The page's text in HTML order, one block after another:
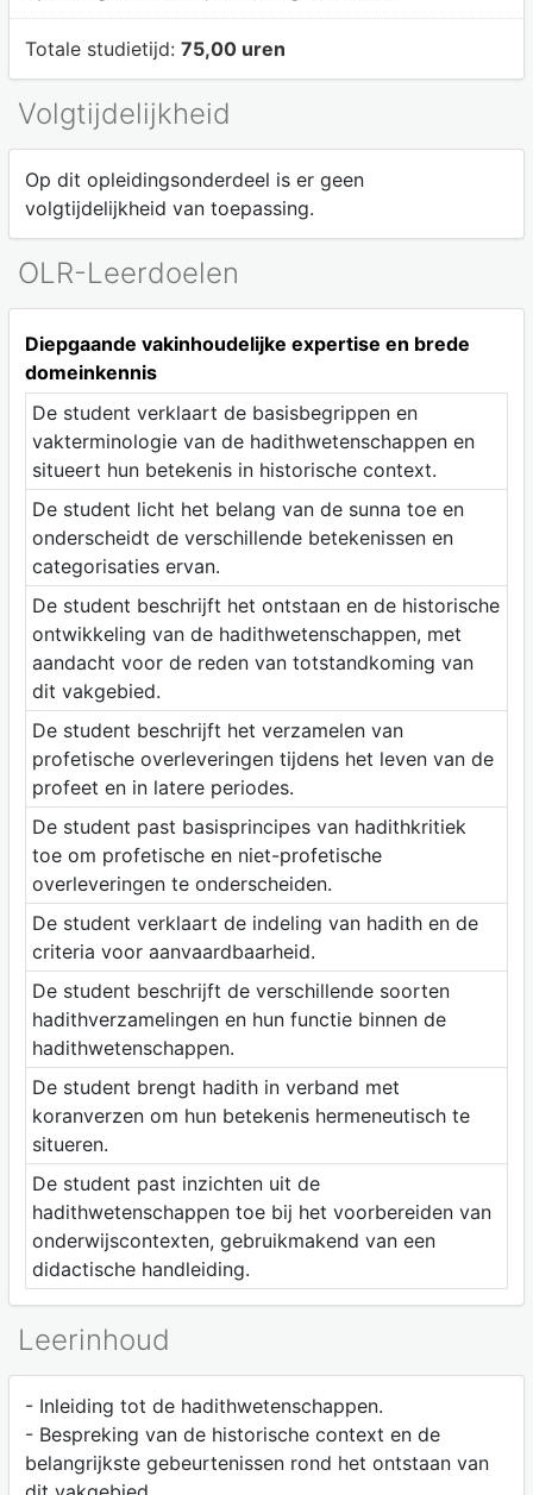
Totale studietijd: 75,00 uren
Volgtijdelijkheid
Op dit opleidingsonderdeel is er geen
volgtijdelijkheid van toepassing.
OLR-Leerdoelen
Diepgaande vakinhoudelijke expertise en brede
domeinkennis
De student verklaart de basisbegrippen en
vakterminologie van de hadithwetenschappen en
situeert hun betekenis in historische context.
De student licht het belang van de sunna toe en
onderscheidt de verschillende betekenissen en
categorisaties ervan.
De student beschrijft het ontstaan en de historische
ontwikkeling van de hadithwetenschappen, met
aandacht voor de reden van totstandkoming van
dit vakgebied.
De student beschrijft het verzamelen van
profetische overleveringen tijdens het leven van de
profeet en in latere periodes.
De student past basisprincipes van hadithkritiek
toe om profetische en niet-profetische
overleveringen te onderscheiden.
De student verklaart de indeling van hadith en de
criteria voor aanvaardbaarheid.
De student beschrijft de verschillende soorten
hadithverzamelingen en hun functie binnen de
hadithwetenschappen.
De student brengt hadith in verband met
koranverzen om hun betekenis hermeneutisch te
situeren.
De student past inzichten uit de
hadithwetenschappen toe bij het voorbereiden van
onderwijscontexten, gebruikmakend van een
didactische handleiding.
Leerinhoud
- Inleiding tot de hadithwetenschappen.
- Bespreking van de historische context en de
belangrijkste gebeurtenissen rond het ontstaan van